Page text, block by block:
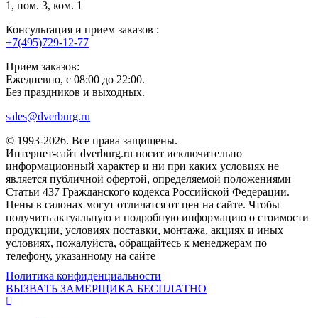
1, пом. 3, ком. 1
Консультация и прием заказов :
+7(495)729-12-77
Прием заказов:
Ежедневно, с 08:00 до 22:00.
Без праздников и выходных.
sales@dverburg.ru
© 1993-2026. Все права защищены.
Интернет-сайт dverburg.ru носит исключительно
информационный характер и ни при каких условиях не
является публичной офертой, определяемой положениями
Статьи 437 Гражданского кодекса Российской Федерации.
Цены в салонах могут отличатся от цен на сайте. Чтобы
получить актуальную и подробную информацию о стоимости
продукции, условиях поставки, монтажа, акциях и иных
условиях, пожалуйста, обращайтесь к менеджерам по
телефону, указанному на сайте
Политика конфиденциальности
ВЫЗВАТЬ ЗАМЕРЩИКА БЕСПЛАТНО